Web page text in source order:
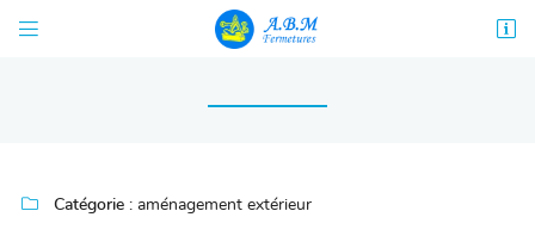
 
 Catégorie : aménagement extérieur